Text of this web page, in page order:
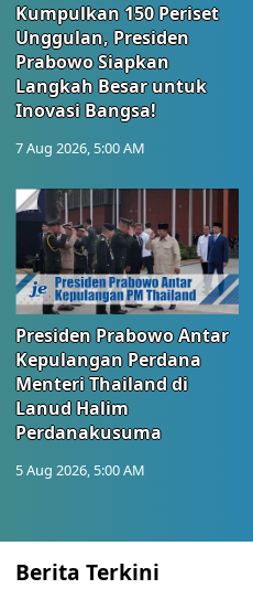
Kumpulkan 150 Periset
Unggulan, Presiden
Prabowo Siapkan
Langkah Besar untuk
Inovasi Bangsa!
7 Aug 2026, 5:00 AM
Presiden Prabowo Antar
Kepulangan Perdana
Menteri Thailand di
Lanud Halim
Perdanakusuma
5 Aug 2026, 5:00 AM
Berita Terkini